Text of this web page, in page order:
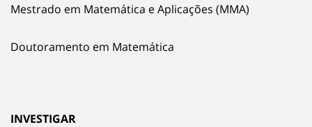
Mestrado em Matemática e Aplicações (MMA)
Doutoramento em Matemática
INVESTIGAR